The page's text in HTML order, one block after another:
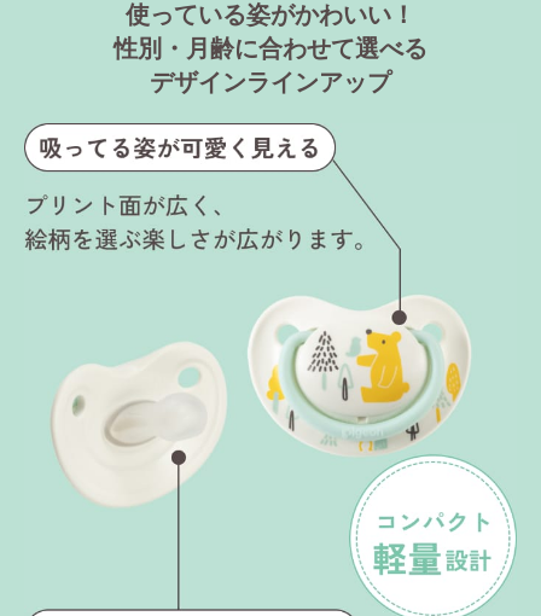
使っている姿がかわいい！
性別・月齢に合わせて選べる
デザインラインアップ